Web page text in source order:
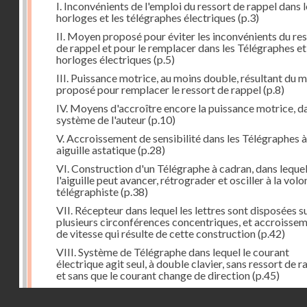
I. Inconvénients de l'emploi du ressort de rappel dans
horloges et les télégraphes électriques (p.3)
II. Moyen proposé pour éviter les inconvénients du
de rappel et pour le remplacer dans les Télégraphes
horloges électriques (p.5)
III. Puissance motrice, au moins double, résultant du
proposé pour remplacer le ressort de rappel(p.8)
IV. Moyens d'accroître encore la puissance motrice,
système de l'auteur(p.10)
V. Accroissement de sensibilité dans les Télégraphes à
aiguille astatique(p.28)
VI. Construction d'un Télégraphe à cadran, dans lequel
l'aiguille peut avancer, rétrograder et osciller à la
télégraphiste(p.38)
VII. Récepteur dans lequel les lettres sont disposées
plusieurs circonférences concentriques, et
de vitesse qui résulte de cette construction(p.42)
VIII. Système de Télégraphe dans lequel le courant
électrique agit seul, à double clavier, sans ressort de
et sans que le courant change de direction(p.45)